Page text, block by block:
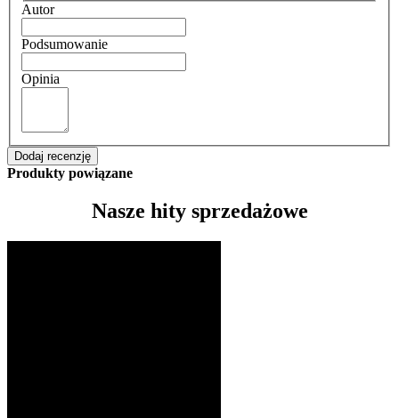
Autor
Podsumowanie
Opinia
Dodaj recenzję
Produkty powiązane
Nasze hity sprzedażowe